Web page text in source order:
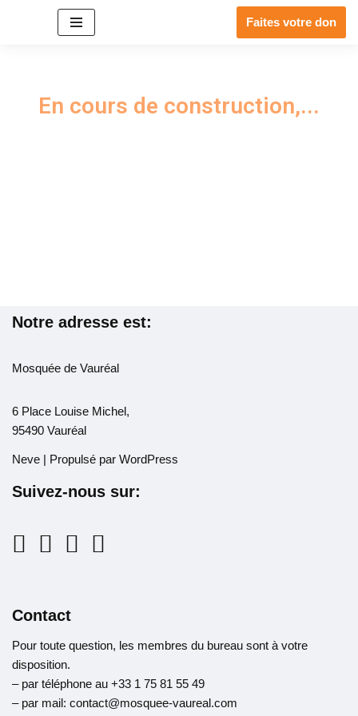
Faites votre don
En cours de construction,...
Notre adresse est:
Mosquée de Vauréal
6 Place Louise Michel,
95490 Vauréal
Neve | Propulsé par WordPress
Suivez-nous sur:
Contact
Pour toute question, les membres du bureau sont à votre
disposition.
– par téléphone au +33 1 75 81 55 49
– par mail: contact@mosquee-vaureal.com